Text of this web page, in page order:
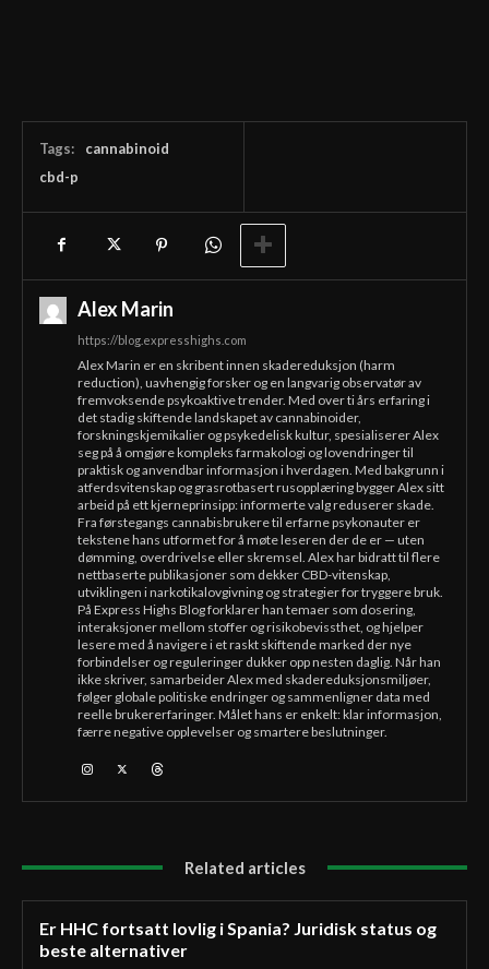
Tags:
cannabinoid
cbd-p
Alex Marin
https://blog.expresshighs.com
Alex Marin er en skribent innen skadereduksjon (harm
reduction), uavhengig forsker og en langvarig observatør av
fremvoksende psykoaktive trender. Med over ti års erfaring i
det stadig skiftende landskapet av cannabinoider,
forskningskjemikalier og psykedelisk kultur, spesialiserer Alex
seg på å omgjøre kompleks farmakologi og lovendringer til
praktisk og anvendbar informasjon i hverdagen. Med bakgrunn i
atferdsvitenskap og grasrotbasert rusopplæring bygger Alex sitt
arbeid på ett kjerneprinsipp: informerte valg reduserer skade.
Fra førstegangs cannabisbrukere til erfarne psykonauter er
tekstene hans utformet for å møte leseren der de er — uten
dømming, overdrivelse eller skremsel. Alex har bidratt til flere
nettbaserte publikasjoner som dekker CBD-vitenskap,
utviklingen i narkotikalovgivning og strategier for tryggere bruk.
På Express Highs Blog forklarer han temaer som dosering,
interaksjoner mellom stoffer og risikobevissthet, og hjelper
lesere med å navigere i et raskt skiftende marked der nye
forbindelser og reguleringer dukker opp nesten daglig. Når han
ikke skriver, samarbeider Alex med skadereduksjonsmiljøer,
følger globale politiske endringer og sammenligner data med
reelle brukererfaringer. Målet hans er enkelt: klar informasjon,
færre negative opplevelser og smartere beslutninger.
Related articles
Er HHC fortsatt lovlig i Spania? Juridisk status og
beste alternativer